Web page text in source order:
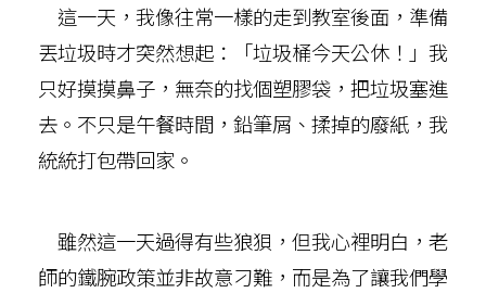
這一天，我像往常一樣的走到教室後面，準備
丟垃圾時才突然想起：「垃圾桶今天公休！」我
只好摸摸鼻子，無奈的找個塑膠袋，把垃圾塞進
去。不只是午餐時間，鉛筆屑、揉掉的廢紙，我
統統打包帶回家。
雖然這一天過得有些狼狽，但我心裡明白，老
師的鐵腕政策並非故意刁難，而是為了讓我們學